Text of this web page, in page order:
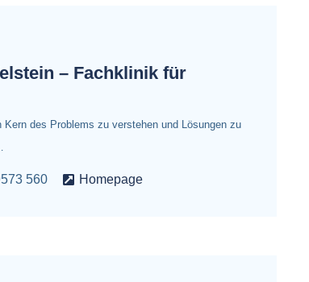
– Fachklinik für
des Problems zu verstehen und Lösungen zu
560 Homepage